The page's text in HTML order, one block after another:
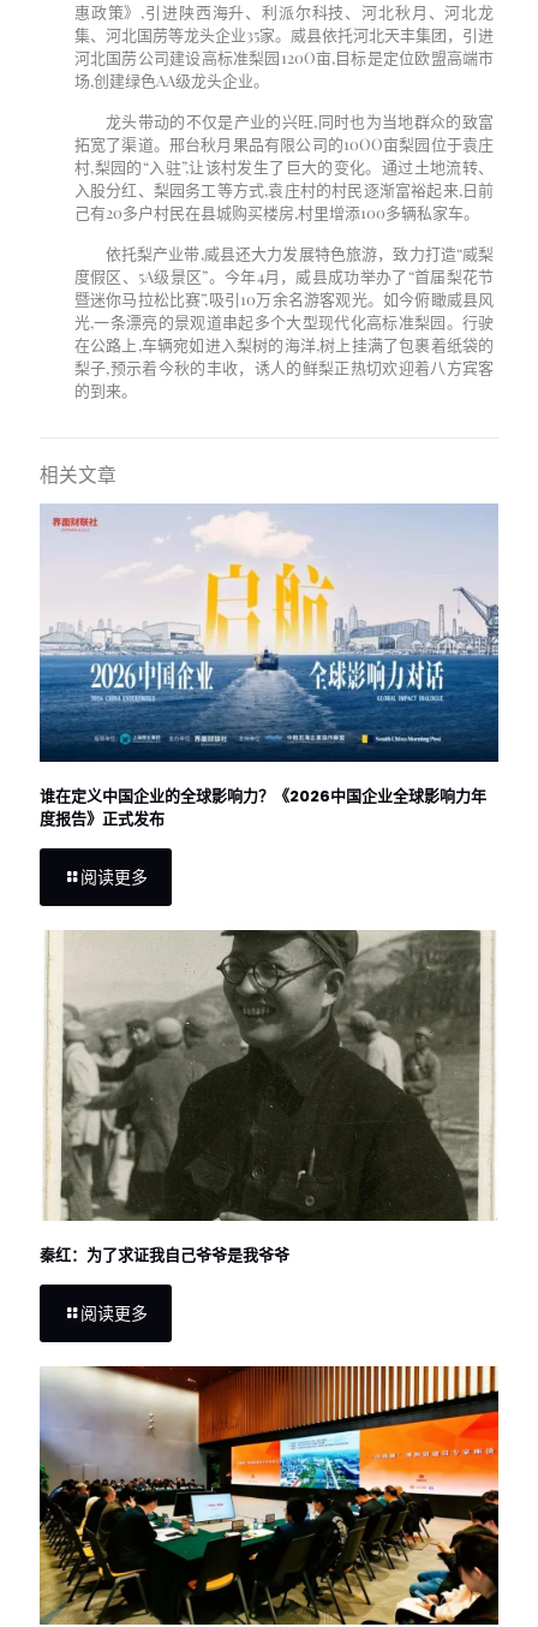
惠政策》 ,引进陕西海升、利派尔科技、河北秋月、河北龙
集、河北国苈等龙头企业35家。威县依托河北天丰集团，引进
河北国苈公司建设高标准梨园120O亩,目标是定位欧盟高端市
场,创建绿色AA级龙头企业。
龙头带动的不仅是产业的兴旺,同时也为当地群众的致富
拓宽了渠道。邢台秋月果品有限公司的10OO亩梨园位于袁庄
村,梨园的“入驻”,让该村发生了巨大的变化。通过土地流转、
入股分红、梨园务工等方式,袁庄村的村民逐渐富裕起来,日前
己有20多户村民在县城购买楼房,村里增添100多辆私家车。
依托梨产业带,威县还大力发展特色旅游，致力打造“威梨
度假区、 5A级景区”。今年4月，威县成功举办了“首届梨花节
暨迷你马拉松比赛”,吸引10万余名游客观光。如今俯瞰威县风
光,一条漂亮的景观道串起多个大型现代化高标准梨园。行驶
在公路上,车辆宛如进入梨树的海洋,树上挂满了包裹着纸袋的
梨子,预示着今秋的丰收，诱人的鲜梨正热切欢迎着八方宾客
的到来。
相关文章
谁在定义中国企业的全球影响力？《2026中国企业全球影响力年
度报告》正式发布
阅读更多
秦红：为了求证我自己爷爷是我爷爷
阅读更多